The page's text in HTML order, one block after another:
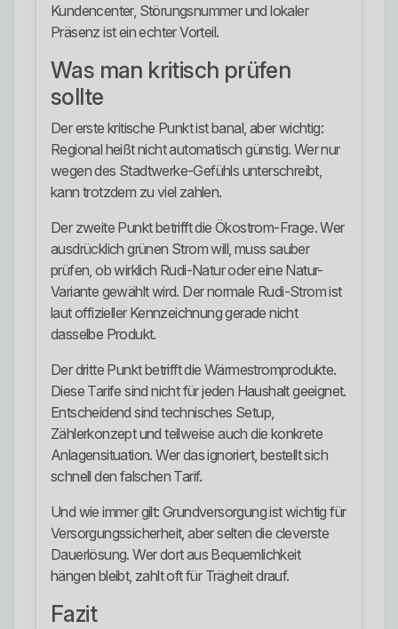
Kundencenter, Störungsnummer und lokaler
Präsenz ist ein echter Vorteil.
Was man kritisch prüfen
sollte
Der erste kritische Punkt ist banal, aber wichtig:
Regional heißt nicht automatisch günstig. Wer nur
wegen des Stadtwerke-Gefühls unterschreibt,
kann trotzdem zu viel zahlen.
Der zweite Punkt betrifft die Ökostrom-Frage. Wer
ausdrücklich grünen Strom will, muss sauber
prüfen, ob wirklich Rudi-Natur oder eine Natur-
Variante gewählt wird. Der normale Rudi-Strom ist
laut offizieller Kennzeichnung gerade nicht
dasselbe Produkt.
Der dritte Punkt betrifft die Wärmestromprodukte.
Diese Tarife sind nicht für jeden Haushalt geeignet.
Entscheidend sind technisches Setup,
Zählerkonzept und teilweise auch die konkrete
Anlagensituation. Wer das ignoriert, bestellt sich
schnell den falschen Tarif.
Und wie immer gilt: Grundversorgung ist wichtig für
Versorgungssicherheit, aber selten die cleverste
Dauerlösung. Wer dort aus Bequemlichkeit
hängen bleibt, zahlt oft für Trägheit drauf.
Fazit